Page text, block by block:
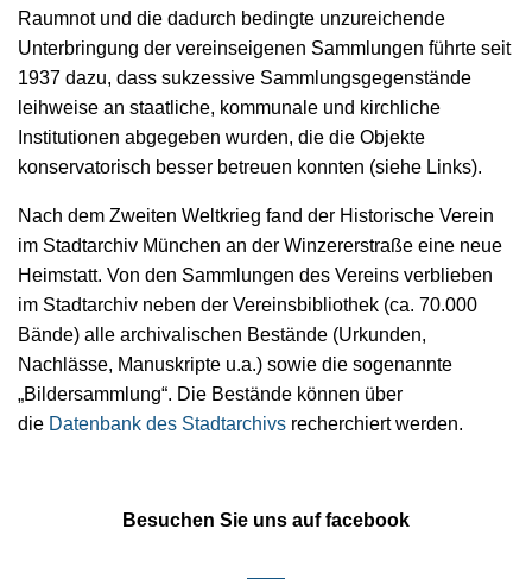
Raumnot und die dadurch bedingte unzureichende
Unterbringung der vereinseigenen Sammlungen führte seit
1937 dazu, dass sukzessive Sammlungsgegenstände
leihweise an staatliche, kommunale und kirchliche
Institutionen abgegeben wurden, die die Objekte
konservatorisch besser betreuen konnten (siehe Links).
Nach dem Zweiten Weltkrieg fand der Historische Verein
im Stadtarchiv München an der Winzererstraße eine neue
Heimstatt. Von den Sammlungen des Vereins verblieben
im Stadtarchiv neben der Vereinsbibliothek (ca. 70.000
Bände) alle archivalischen Bestände (Urkunden,
Nachlässe, Manuskripte u.a.) sowie die sogenannte
„Bildersammlung“. Die Bestände können über
die Datenbank des Stadtarchivs recherchiert werden.
Besuchen Sie uns auf facebook